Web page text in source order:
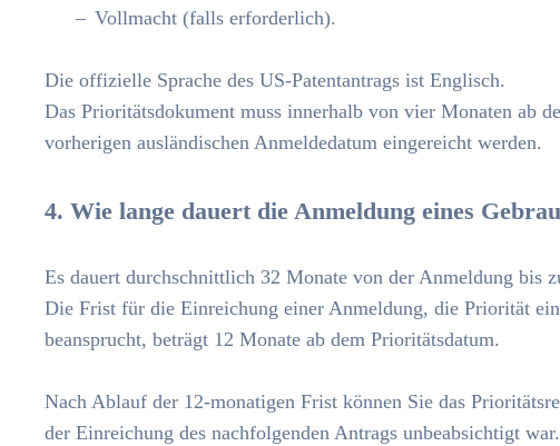
Vollmacht (falls erforderlich).
Die offizielle Sprache des US-Patentantrags ist Englisch.
Das Prioritätsdokument muss innerhalb von vier Monaten ab
vorherigen ausländischen Anmeldedatum eingereicht werden.
4. Wie lange dauert die Anmeldung eines
Es dauert durchschnittlich 32 Monate von der Anmeldung bis
Die Frist für die Einreichung einer Anmeldung, die Priorität
beansprucht, beträgt 12 Monate ab dem Prioritätsdatum.
Nach Ablauf der 12-monatigen Frist können Sie das
der Einreichung des nachfolgenden Antrags unbeabsichtigt